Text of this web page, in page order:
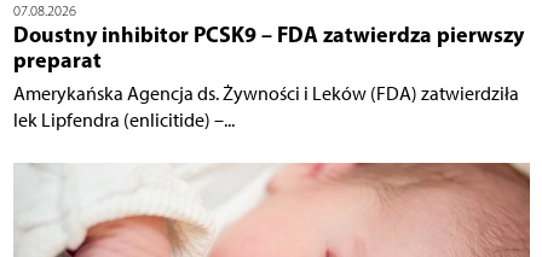
07.08.2026
Doustny inhibitor PCSK9 – FDA zatwierdza pierwszy
preparat
Amerykańska Agencja ds. Żywności i Leków (FDA) zatwierdziła
lek Lipfendra (enlicitide) –...